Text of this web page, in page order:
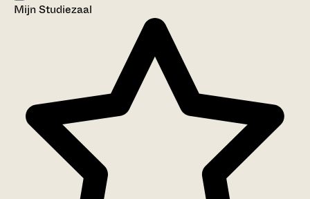
Aanwijzingen voor de gebruiker
Inventaris
Mijn Studiezaal